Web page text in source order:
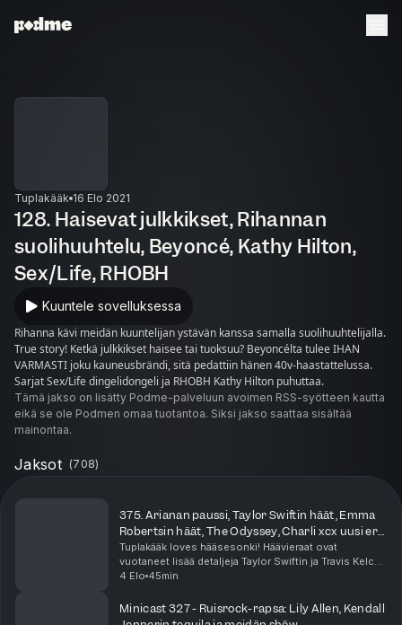
Tuplakääk 16 Elo 2021
128. Haisevat julkkikset, Rihannan
suolihuuhtelu, Beyoncé, Kathy Hilton,
Sex/Life, RHOBH
Kuuntele sovelluksessa
Rihanna kävi meidän kuuntelijan ystävän kanssa samalla suolihuuhtelijalla.
True story! Ketkä julkkikset haisee tai tuoksuu? Beyoncélta tulee IHAN
VARMASTI joku kauneusbrändi, sitä pedattiin hänen 40v-haastattelussa.
Sarjat Sex/Life dingelidongeli ja RHOBH Kathy Hilton puhuttaa.
Tämä jakso on lisätty Podme-palveluun avoimen RSS-syötteen kautta
eikä se ole Podmen omaa tuotantoa. Siksi jakso saattaa sisältää
mainontaa.
Jaksot (708)
375. Arianan paussi, Taylor Swiftin häät, Emma
Robertsin häät, The Odyssey, Charli xcx uusi era,
Zara Larsson
Tuplakääk loves hääsesonki! Häävieraat ovat
vuotaneet lisää detaljeja Taylor Swiftin ja Travis Kelcen
häistä! Näyttelijä Emma Roberts meni naimisiin ja nämä
4 Elo 45min
Minicast 327 - Ruisrock-rapsa: Lily Allen, Kendall